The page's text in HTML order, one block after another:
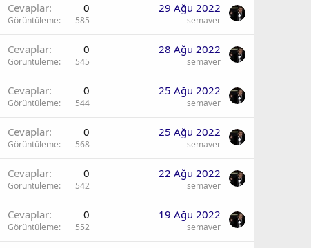
Cevaplar 0
Görüntüleme 585
29 Ağu 2022
semaver
Cevaplar 0
Görüntüleme 545
28 Ağu 2022
semaver
Cevaplar 0
Görüntüleme 544
25 Ağu 2022
semaver
Cevaplar 0
Görüntüleme 568
25 Ağu 2022
semaver
Cevaplar 0
Görüntüleme 542
22 Ağu 2022
semaver
Cevaplar 0
Görüntüleme 552
19 Ağu 2022
semaver